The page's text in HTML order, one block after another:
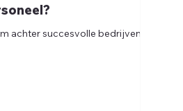
achter succesvolle bedrijven.